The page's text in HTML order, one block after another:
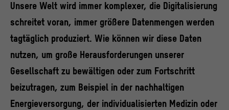
Unsere Welt wird immer komplexer, die Digitalisierung
schreitet voran, immer größere Datenmengen werden
tagtäglich produziert. Wie können wir diese Daten
nutzen, um große Herausforderungen unserer
Gesellschaft zu bewältigen oder zum Fortschritt
beizutragen, zum Beispiel in der nachhaltigen
Energieversorgung, der individualisierten Medizin oder